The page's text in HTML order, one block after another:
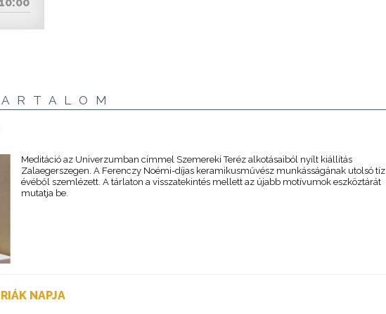
Meditáció az Univerzumban címmel Szemereki Teréz alkotásaiból nyílt kiállítás
Zalaegerszegen. A Ferenczy Noémi-díjas keramikusművész munkásságának utolsó tíz
évéből szemlézett. A tárlaton a visszatekintés mellett az újabb motívumok eszköztárát
mutatja be.
NAPJA